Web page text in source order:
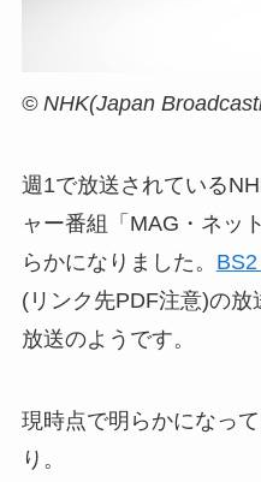
© NHK(Japan
週1で放送されている
ャー番組「MAG・ネッ
らかになりました。
(リンク先PDF注意)の放
放送のようです。
現時点で明らかになっ
り。